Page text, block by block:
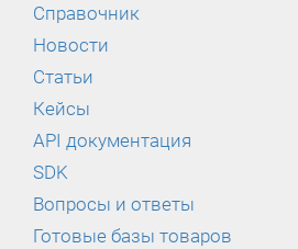
Справочник
Новости
Статьи
Кейсы
API документация
SDK
Вопросы и ответы
Готовые базы товаров